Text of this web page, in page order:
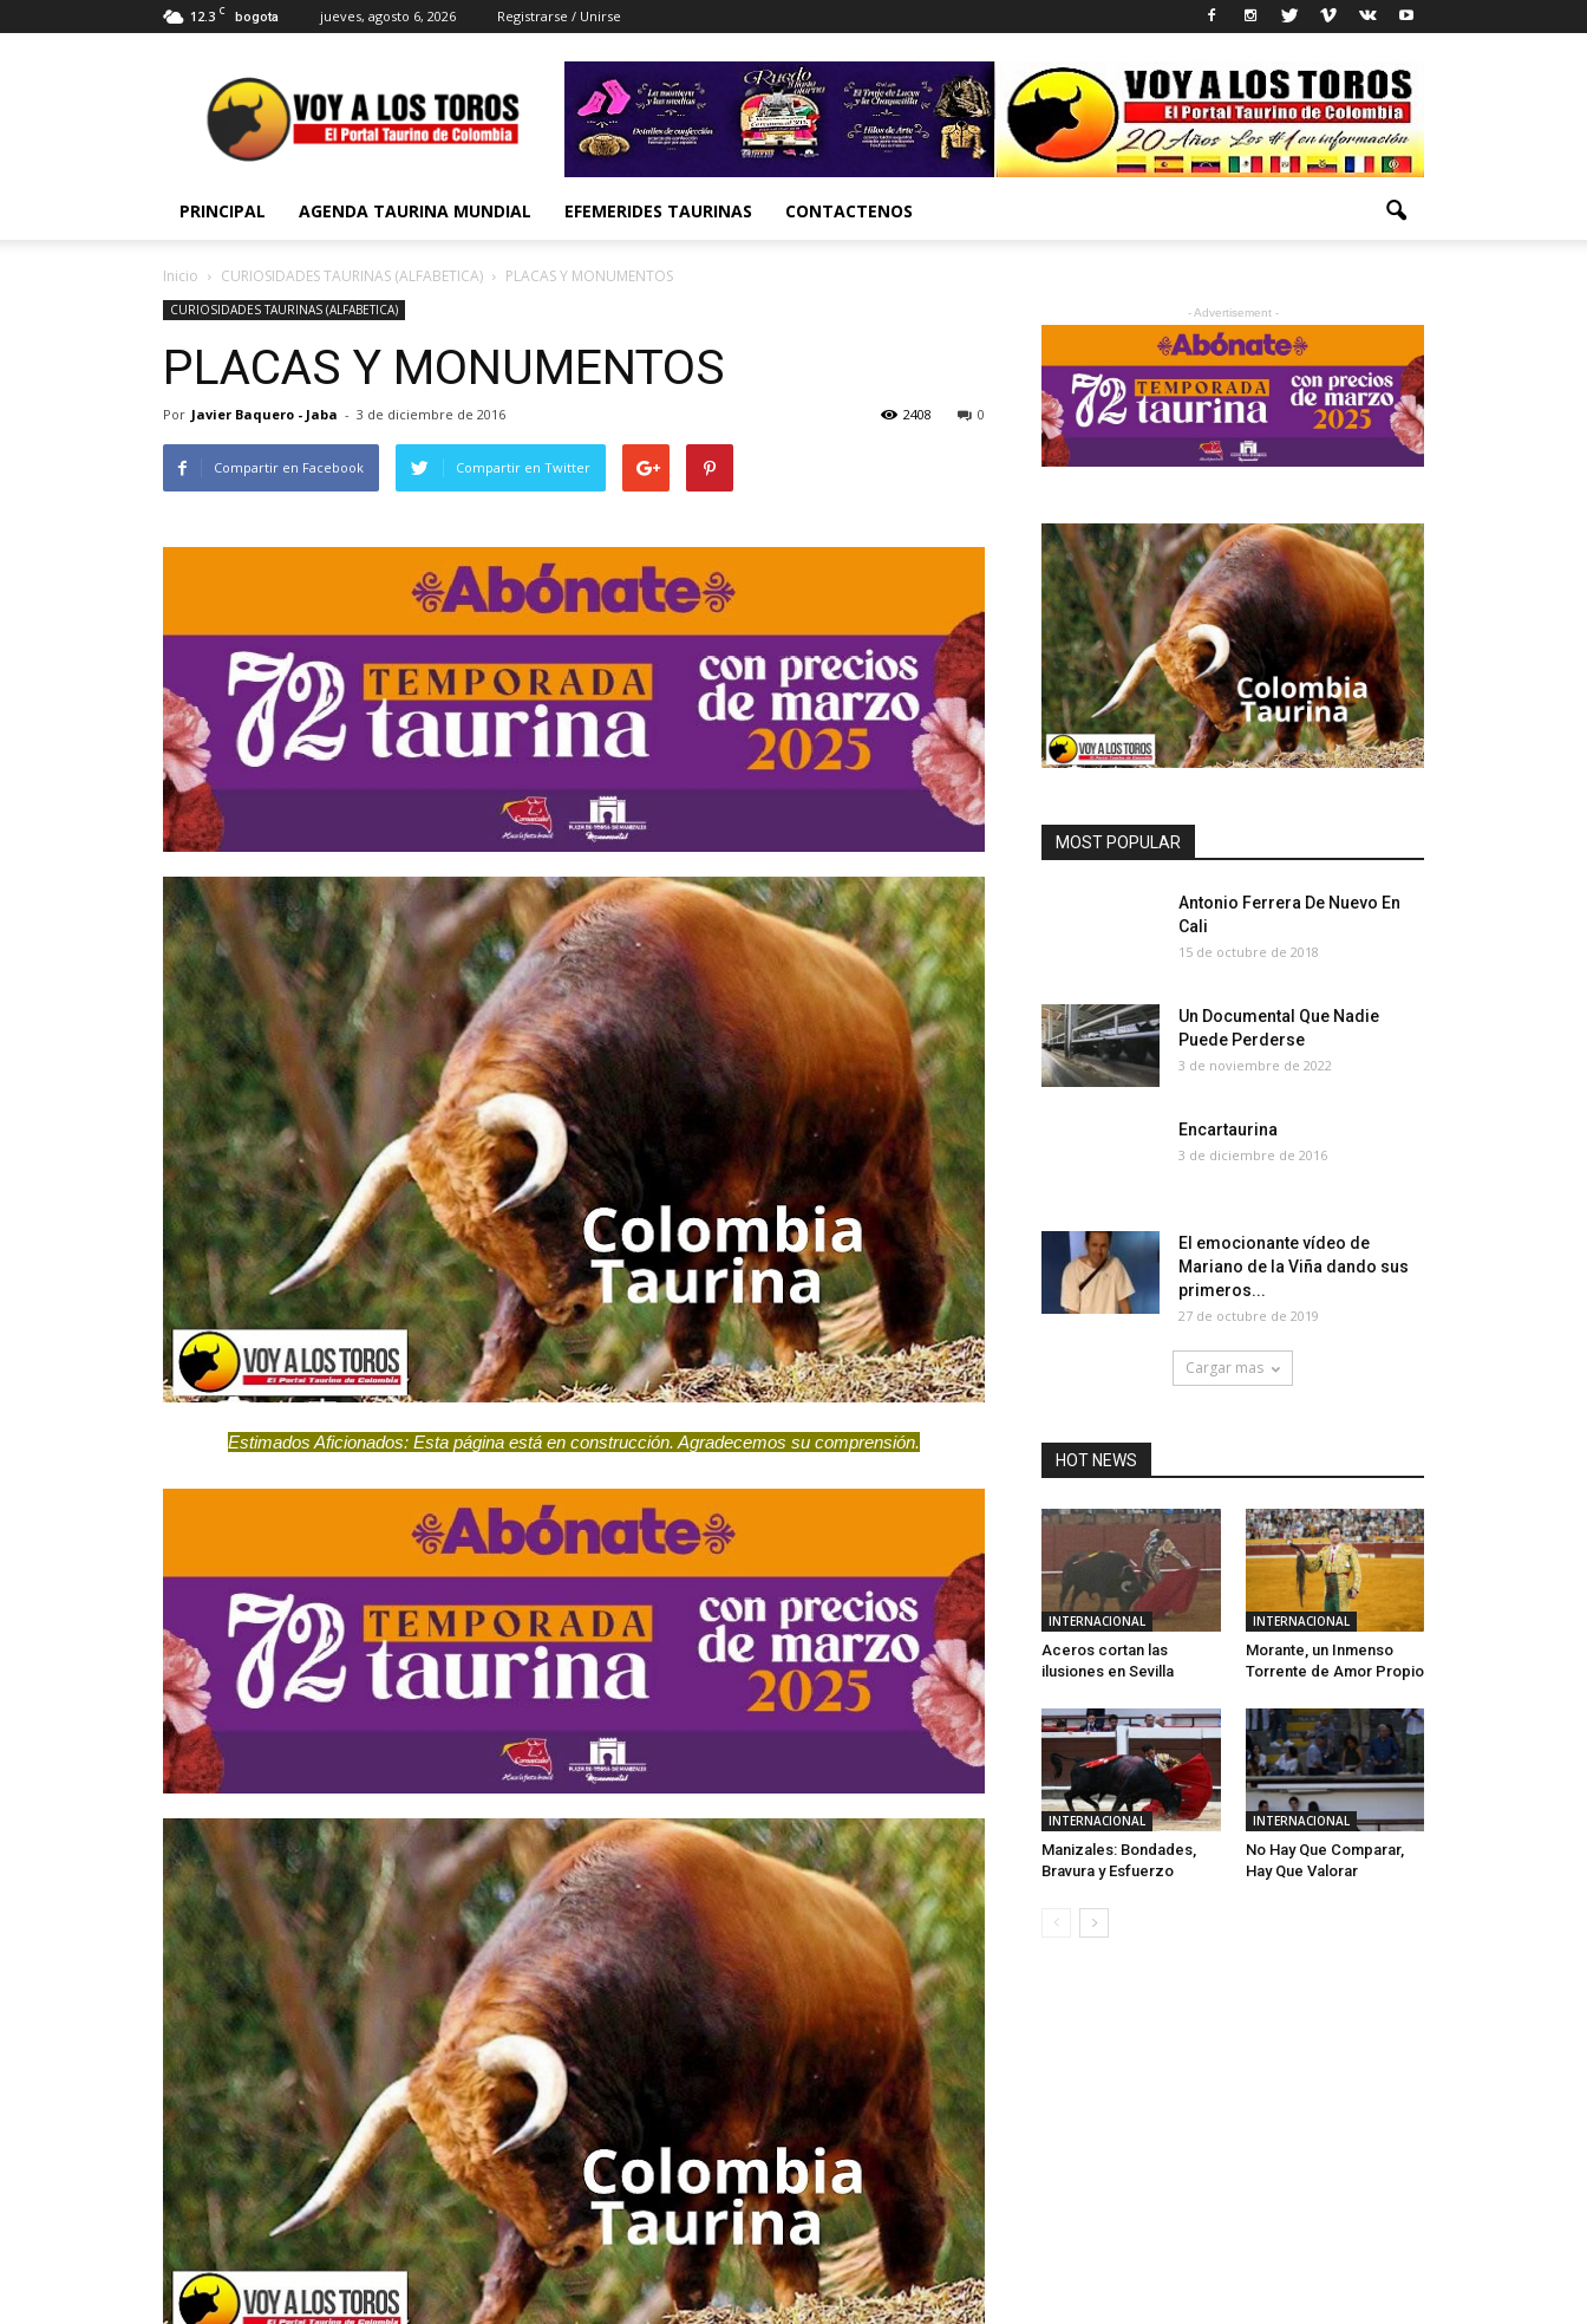
12.3 C bogota jueves, agosto 6, 2026 Registrarse / Unirse
Voy
a
Los
Toros
PRINCIPAL AGENDA TAURINA MUNDIAL EFEMERIDES TAURINAS CONTACTENOS
Inicio CURIOSIDADES TAURINAS (ALFABETICA) PLACAS Y MONUMENTOS
CURIOSIDADES TAURINAS (ALFABETICA)
PLACAS Y MONUMENTOS
Por Javier Baquero - Jaba - 3 de diciembre de 2016 0
2408
Compartir en Facebook Compartir en Twitter
Estimados Aficionados: Esta página está en construcción. Agradecemos su comprensión.
- Advertisement -
MOST POPULAR
Antonio Ferrera De Nuevo En
Cali
15 de octubre de 2018
Un Documental Que Nadie
Puede Perderse
3 de noviembre de 2022
Encartaurina
3 de diciembre de 2016
El emocionante vídeo de
Mariano de la Viña dando sus
primeros...
27 de octubre de 2019
Cargar mas
HOT NEWS
INTERNACIONAL
Aceros cortan las
ilusiones en Sevilla
INTERNACIONAL
Morante, un Inmenso
Torrente de Amor Propio
INTERNACIONAL
Manizales: Bondades,
Bravura y Esfuerzo
INTERNACIONAL
No Hay Que Comparar,
Hay Que Valorar